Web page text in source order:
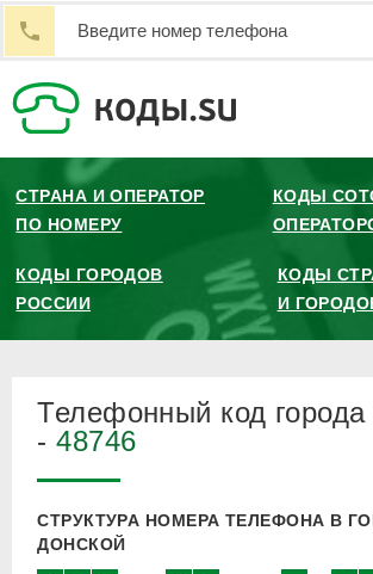
СТРАНА И ОПЕРАТОР
ПО НОМЕРУ
КОДЫ
КОДЫ ГОРОДОВ
РОССИИ
КОДЫ
И
Телефонный код города
-48746
СТРУКТУРА НОМЕРА ТЕЛЕФОНА В
ДОНСКОЙ